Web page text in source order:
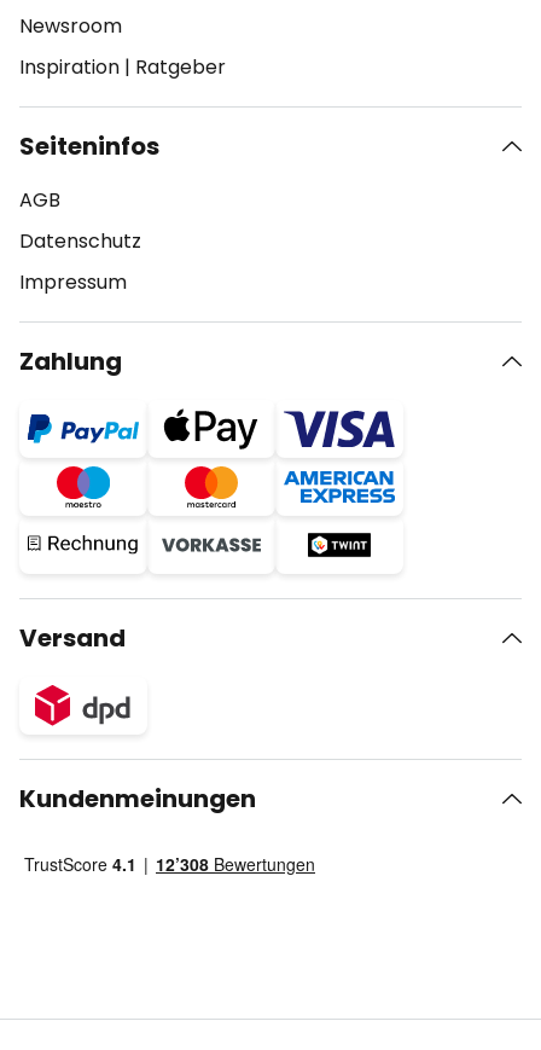
Newsroom
Inspiration | Ratgeber
Seiteninfos
AGB
Datenschutz
Impressum
Zahlung
Versand
Kundenmeinungen